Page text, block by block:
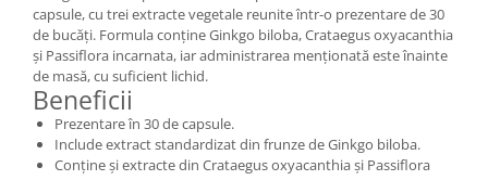
capsule, cu trei extracte vegetale reunite într-o prezentare de 30
de bucăți. Formula conține Ginkgo biloba, Crataegus oxyacanthia
și Passiflora incarnata, iar administrarea menționată este înainte
de masă, cu suficient lichid.
Beneficii
Prezentare în 30 de capsule.
Include extract standardizat din frunze de Ginkgo biloba.
Conține și extracte din Crataegus oxyacanthia și Passiflora